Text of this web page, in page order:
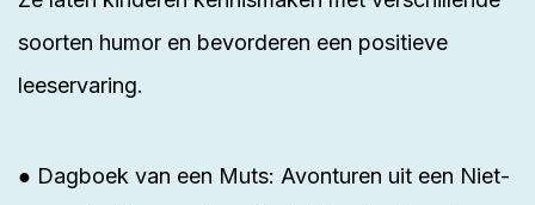
soorten humor en bevorderen een positieve
leeservaring.
● Dagboek van een Muts: Avonturen uit een Niet-